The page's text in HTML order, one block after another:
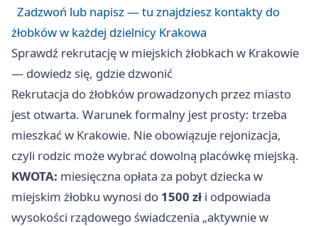
Zadzwoń lub napisz — tu znajdziesz kontakty do
żłobków w każdej dzielnicy Krakowa
Sprawdź rekrutację w miejskich żłobkach w Krakowie
— dowiedz się, gdzie dzwonić
Rekrutacja do żłobków prowadzonych przez miasto
jest otwarta. Warunek formalny jest prosty: trzeba
mieszkać w Krakowie. Nie obowiązuje rejonizacja,
czyli rodzic może wybrać dowolną placówkę miejską.
KWOTA: miesięczna opłata za pobyt dziecka w
miejskim żłobku wynosi do 1500 zł i odpowiada
wysokości rządowego świadczenia „aktywnie w